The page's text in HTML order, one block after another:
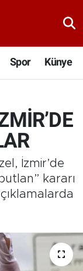
Spor Künye
İzmir’de
kararı